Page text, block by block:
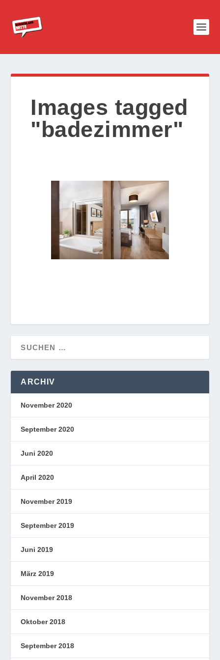
Images tagged
"badezimmer"
ARCHIV
November 2020
September 2020
Juni 2020
April 2020
November 2019
September 2019
Juni 2019
März 2019
November 2018
Oktober 2018
September 2018